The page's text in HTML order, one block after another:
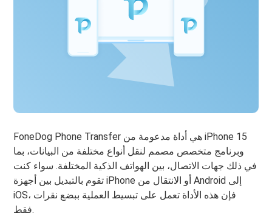
FoneDog Phone Transfer هي أداة مدعومة من iPhone 15
وبرنامج متخصص مصمم لنقل أنواع مختلفة من البيانات، بما
في ذلك جهات الاتصال، بين الهواتف الذكية المختلفة. سواء كنت
تقوم بالتبديل بين أجهزة iPhone أو الانتقال من Android إلى
iOS، فإن هذه الأداة تعمل على تبسيط العملية ببضع نقرات
فقط.